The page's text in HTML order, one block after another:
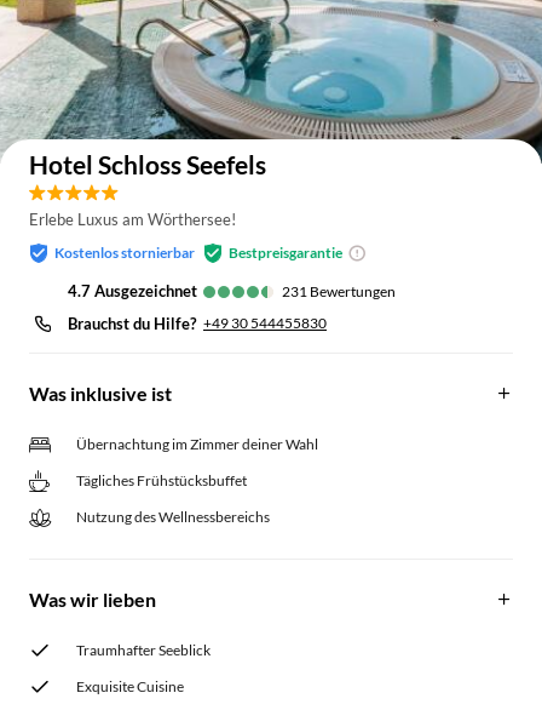
Auf der Karte anzeigen
Hotel Schloss Seefels
Erlebe Luxus am Wörthersee!
Kostenlos stornierbar Bestpreisgarantie
4.7 ausgezeichnet 231 Bewertungen
Brauchst du Hilfe? +49 30 544455830
Was inklusive ist
Übernachtung im Zimmer deiner Wahl
Tägliches Frühstücksbuffet
Nutzung des Wellnessbereichs
Was wir lieben
Traumhafter Seeblick
Exquisite Cuisine